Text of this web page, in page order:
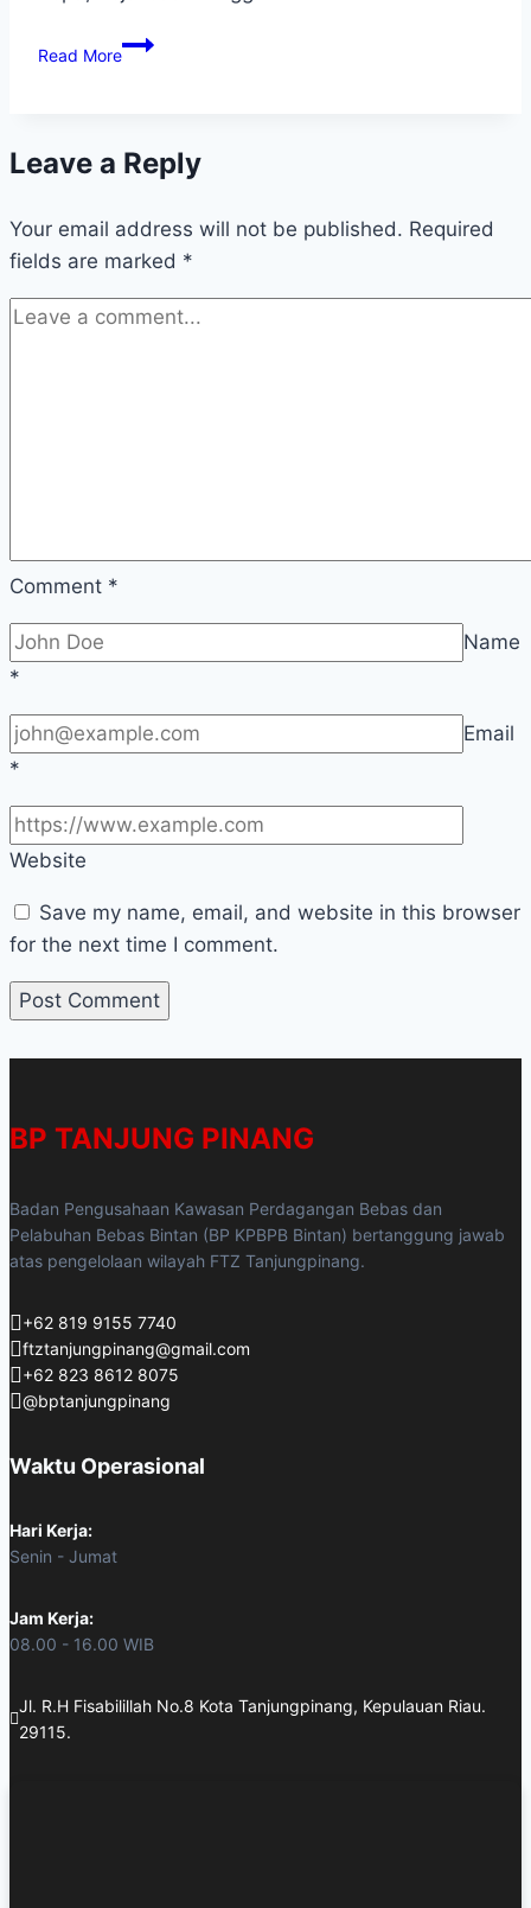
Read More
Leave a Reply
Your email address will not be published. Required
fields are marked *
Comment *
Name
*
Email
*
Website
Save my name, email, and website in this browser
for the next time I comment.
BP TANJUNG PINANG
Badan Pengusahaan Kawasan Perdagangan Bebas dan
Pelabuhan Bebas Bintan (BP KPBPB Bintan) bertanggung jawab
atas pengelolaan wilayah FTZ Tanjungpinang.
+62 819 9155 7740
ftztanjungpinang@gmail.com
+62 823 8612 8075
@bptanjungpinang
Waktu Operasional
Hari Kerja:
Senin - Jumat
Jam Kerja:
08.00 - 16.00 WIB
Jl. R.H Fisabilillah No.8 Kota Tanjungpinang, Kepulauan Riau.
29115.